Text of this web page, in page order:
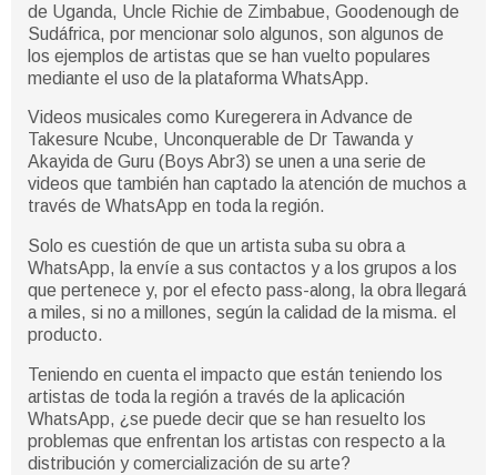
de Uganda, Uncle Richie de Zimbabue, Goodenough de
Sudáfrica, por mencionar solo algunos, son algunos de
los ejemplos de artistas que se han vuelto populares
mediante el uso de la plataforma WhatsApp.
Videos musicales como Kuregerera in Advance de
Takesure Ncube, Unconquerable de Dr Tawanda y
Akayida de Guru (Boys Abr3) se unen a una serie de
videos que también han captado la atención de muchos a
través de WhatsApp en toda la región.
Solo es cuestión de que un artista suba su obra a
WhatsApp, la envíe a sus contactos y a los grupos a los
que pertenece y, por el efecto pass-along, la obra llegará
a miles, si no a millones, según la calidad de la misma. el
producto.
Teniendo en cuenta el impacto que están teniendo los
artistas de toda la región a través de la aplicación
WhatsApp, ¿se puede decir que se han resuelto los
problemas que enfrentan los artistas con respecto a la
distribución y comercialización de su arte?